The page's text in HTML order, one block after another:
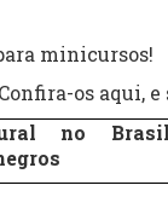
minicursos!
Confira-os aqui,
no